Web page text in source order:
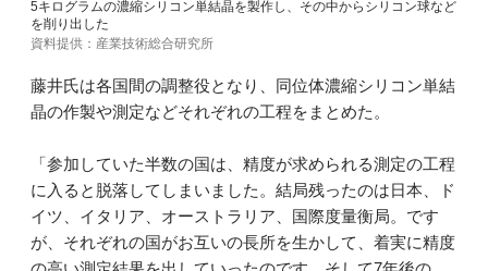
5キログラムの濃縮シリコン単結晶を製作し、その中からシリコン球など
を削り出した
資料提供：産業技術総合研究所
藤井氏は各国間の調整役となり、同位体濃縮シリコン単結
晶の作製や測定などそれぞれの工程をまとめた。
「参加していた半数の国は、精度が求められる測定の工程
に入ると脱落してしまいました。結局残ったのは日本、ド
イツ、イタリア、オーストラリア、国際度量衡局。です
が、それぞれの国がお互いの長所を生かして、着実に精度